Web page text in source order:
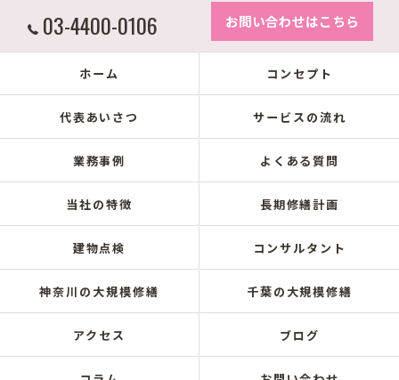
03-4400-0106 お問い合わせはこちら
ホーム コンセプト
代表あいさつ サービスの流れ
業務事例 よくある質問
当社の特徴 長期修繕計画
建物点検 コンサルタント
神奈川の大規模修繕 千葉の大規模修繕
アクセス ブログ